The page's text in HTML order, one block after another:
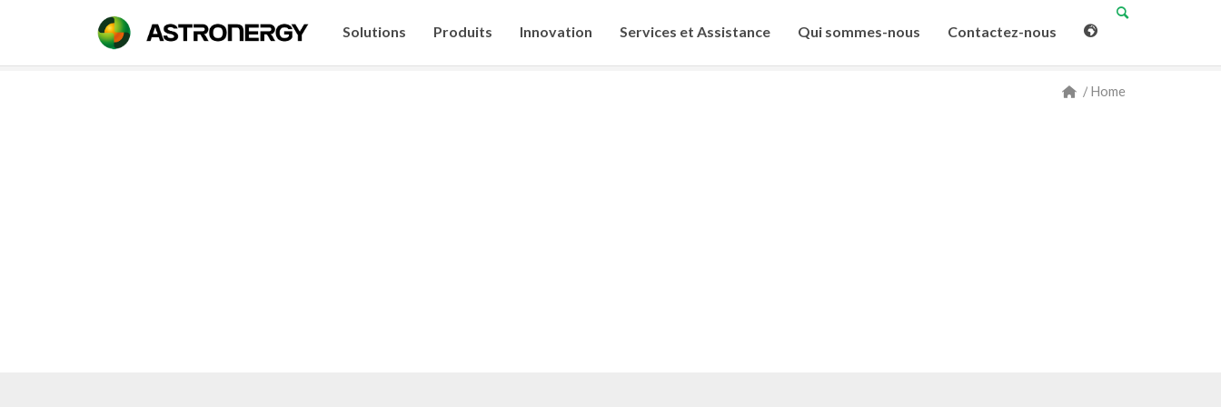
Solutions Produits Innovation Services et Assistance Qui sommes-nous Contactez-nous
/ Home